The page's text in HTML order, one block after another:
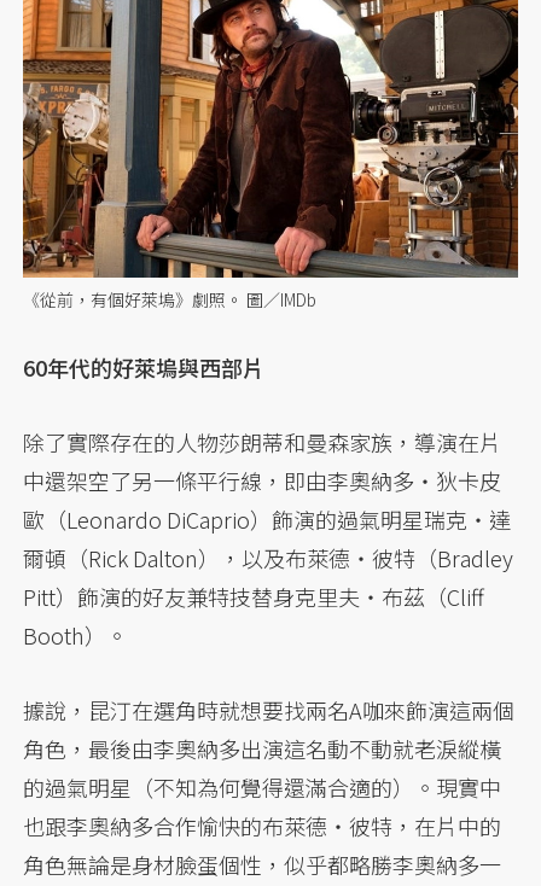
《從前，有個好萊塢》劇照。 圖／IMDb
60年代的好萊塢與西部片
除了實際存在的人物莎朗蒂和曼森家族，導演在片
中還架空了另一條平行線，即由李奧納多・狄卡皮
歐（Leonardo DiCaprio）飾演的過氣明星瑞克・達
爾頓（Rick Dalton），以及布萊德・彼特（Bradley
Pitt）飾演的好友兼特技替身克里夫・布茲（Cliff
Booth）。
據說，昆汀在選角時就想要找兩名A咖來飾演這兩個
角色，最後由李奧納多出演這名動不動就老淚縱橫
的過氣明星（不知為何覺得還滿合適的）。現實中
也跟李奧納多合作愉快的布萊德・彼特，在片中的
角色無論是身材臉蛋個性，似乎都略勝李奧納多一